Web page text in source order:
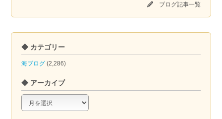
ブログ記事一覧
◆ カテゴリー
海ブログ (2,286)
◆ アーカイブ
ア